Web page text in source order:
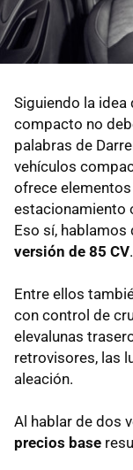
Siguiendo la idea
compacto no
palabras de
vehículos
ofrece
estacionamiento
Eso sí, hablamos
versión de 85 CV.
Entre ellos
con control de
elevalunas
retrovisores, las
aleación.
Al hablar de dos
precios base